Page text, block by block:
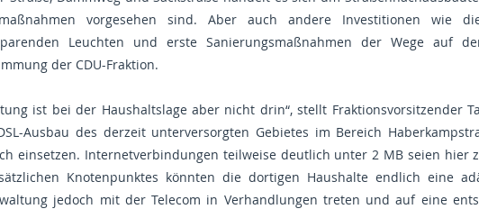
vorgesehen sind. Aber auch andere Investitionen wie
Leuchten und erste Sanierungsmaßnahmen der Wege auf
der CDU-Fraktion.
ist bei der Haushaltslage aber nicht drin“, stellt Fraktionsvorsitzender
Ausbau des derzeit unterversorgten Gebietes im Bereich
einsetzen. Internetverbindungen teilweise deutlich unter 2 MB seien hier
Knotenpunktes könnten die dortigen Haushalte endlich eine
jedoch mit der Telecom in Verhandlungen treten und auf eine